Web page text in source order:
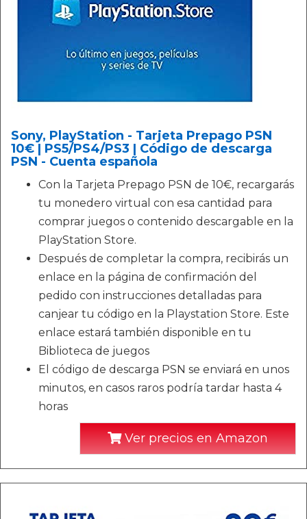
Sony, PlayStation - Tarjeta Prepago PSN
10€ | PS5/PS4/PS3 | Código de descarga
PSN - Cuenta española
Con la Tarjeta Prepago PSN de 10€, recargarás
tu monedero virtual con esa cantidad para
comprar juegos o contenido descargable en la
PlayStation Store.
Después de completar la compra, recibirás un
enlace en la página de confirmación del
pedido con instrucciones detalladas para
canjear tu código en la Playstation Store. Este
enlace estará también disponible en tu
Biblioteca de juegos
El código de descarga PSN se enviará en unos
minutos, en casos raros podría tardar hasta 4
horas
Ver precios en Amazon